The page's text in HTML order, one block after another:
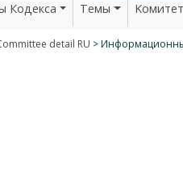
Кодекса Темы Kомитет
detail RU >